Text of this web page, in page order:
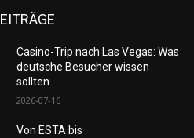
Casino-Trip nach Las Vegas: Was
deutsche Besucher wissen
sollten
2026-07-16
Von ESTA bis